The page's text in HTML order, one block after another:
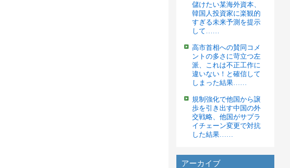
儲けたい某海外資本、
韓国人投資家に楽観的
すぎる未来予測を提示
して……
高市首相への賛同コメ
ントの多さに苛立つ左
派、これは不正工作に
違いない！と確信して
しまった結果……
規制強化で他国から譲
歩を引き出す中国の外
交戦略、他国がサプラ
イチェーン変更で対抗
した結果……
アーカイブ